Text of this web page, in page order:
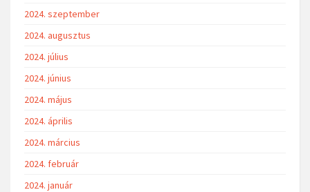
2024. szeptember
2024. augusztus
2024. július
2024. június
2024. május
2024. április
2024. március
2024. február
2024. január